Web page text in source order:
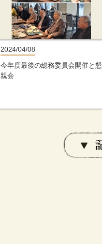
2024/04/08
今年度最後の総務委員会開催と懇
親会